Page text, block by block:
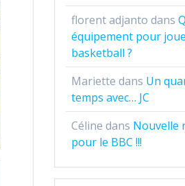
florent adjanto dans
équipement pour
basketball ?
Mariette dans Un
temps avec… JC
Céline dans Nouvelle
pour le BBC !!!